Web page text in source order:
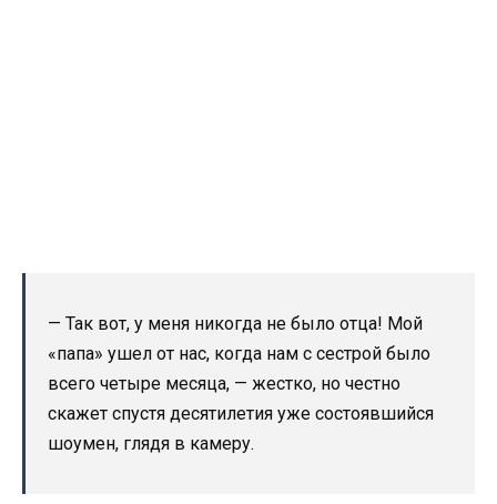
— Так вот, у меня никогда не было отца! Мой
«папа» ушел от нас, когда нам с сестрой было
всего четыре месяца, — жестко, но честно
скажет спустя десятилетия уже состоявшийся
шоумен, глядя в камеру.